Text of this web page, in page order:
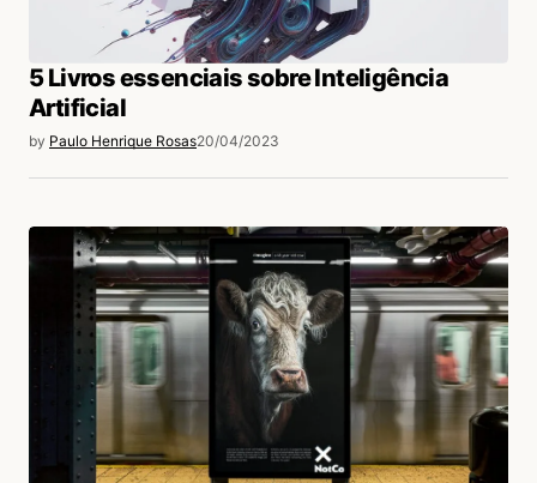
5 Livros essenciais sobre Inteligência
Artificial
by Paulo Henrique Rosas20/04/2023